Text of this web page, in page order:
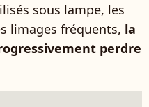
sous lampe, les
limages fréquents, la
perdre